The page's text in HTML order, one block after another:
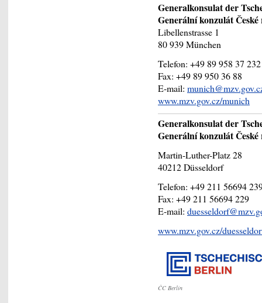
Generalkonsulat der
Generální konzulát
Libellenstrasse 1
80 939 München
Telefon: +49 89 958 37 232
Fax: +49 89 950 36 88
E-mail:
www.mzv.gov.cz/munich
Generalkonsulat der
Generální konzulát
Martin-Luther-Platz 28
40212 Düsseldorf
Telefon: +49 211 56694
Fax: +49 211 56694 229
E-mail:
www.mzv.gov.cz/
ČC Berlín